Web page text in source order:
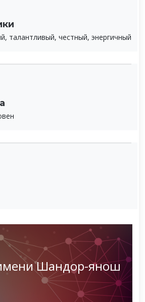
талантливый, честный, энергичный
Шандор-янош